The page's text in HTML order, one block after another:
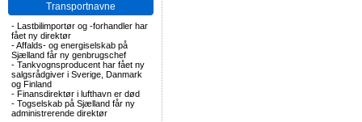
Transportnavne
- Lastbilimportør og -forhandler har
fået ny direktør
-Affalds- og energiselskab på
Sjælland får ny genbrugschef
- Tankvognsproducent har fået ny
salgsrådgiver i Sverige, Danmark
og Finland
- Finansdirektør i lufthavn er død
- Togselskab på Sjælland får ny
administrerende direktør